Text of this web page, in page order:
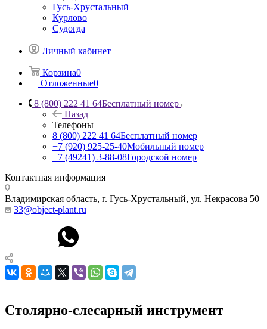
Гусь-Хрустальный
Курлово
Судогда
Личный кабинет
Корзина0
Отложенные0
8 (800) 222 41 64Бесплатный номер
Назад
Телефоны
8 (800) 222 41 64Бесплатный номер
+7 (920) 925-25-40Мобильный номер
+7 (49241) 3-88-08Городской номер
Контактная информация
Владимирская область, г. Гусь-Хрустальный, ул. Некрасова 50
33@object-plant.ru
Столярно-слесарный инструмент